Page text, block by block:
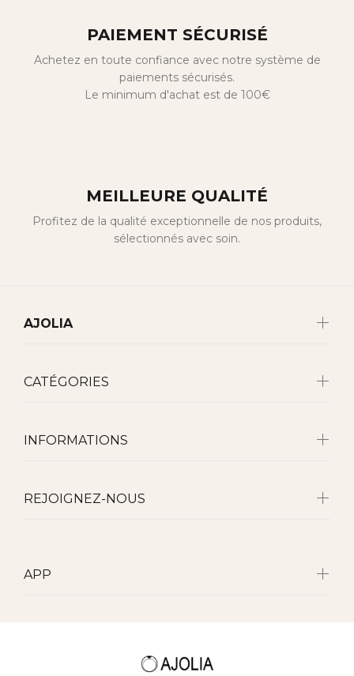
PAIEMENT SÉCURISÉ
Achetez en toute confiance avec notre système de
paiements sécurisés.
Le minimum d'achat est de 100€
MEILLEURE QUALITÉ
Profitez de la qualité exceptionnelle de nos produits,
sélectionnés avec soin.
AJOLIA
CATÉGORIES
INFORMATIONS
REJOIGNEZ-NOUS
APP